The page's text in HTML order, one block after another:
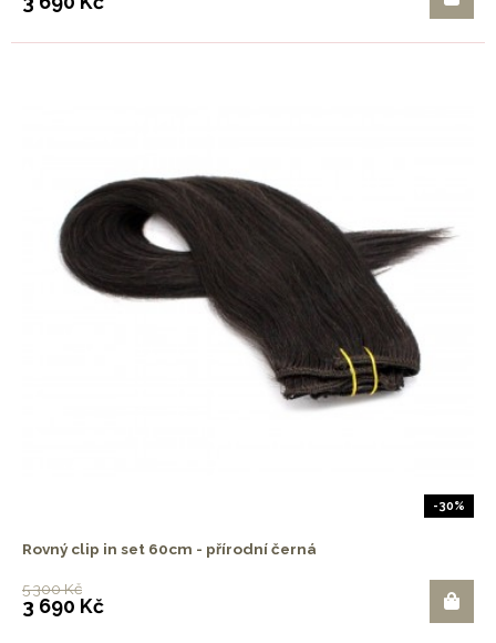
-30%
Rovný clip in set 60cm - přírodní černá
5 300 Kč
3 690 Kč